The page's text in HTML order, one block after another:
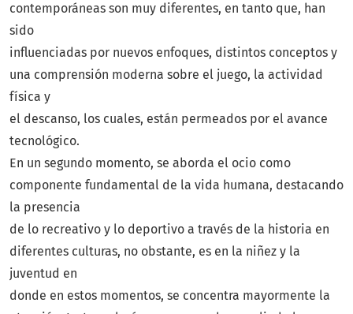
contemporáneas son muy diferentes, en tanto que, han
sido
influenciadas por nuevos enfoques, distintos conceptos y
una comprensión moderna sobre el juego, la actividad
física y
el descanso, los cuales, están permeados por el avance
tecnológico.
En un segundo momento, se aborda el ocio como
componente fundamental de la vida humana, destacando
la presencia
de lo recreativo y lo deportivo a través de la historia en
diferentes culturas, no obstante, es en la niñez y la
juventud en
donde en estos momentos, se concentra mayormente la